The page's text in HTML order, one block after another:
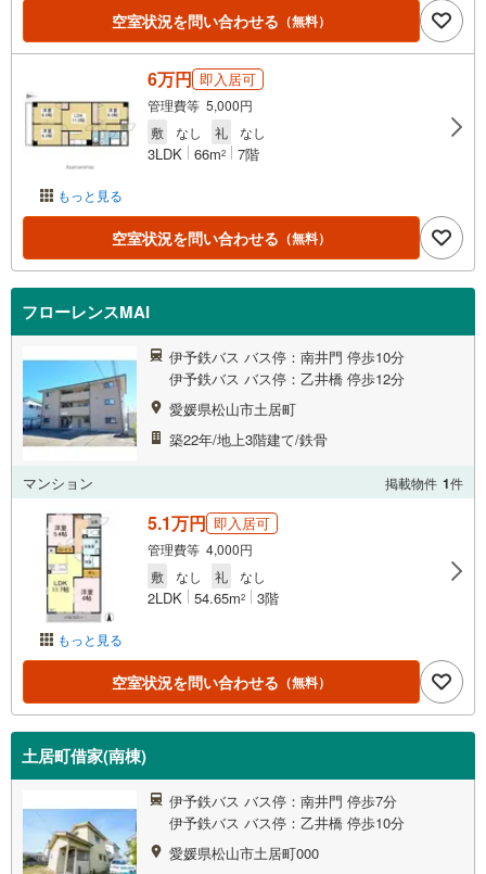
空室状況を問い合わせる （無料）
もっと見る
6万円 即入居可
管理費等 5,000円
敷
なし 礼 なし
3LDK 66m2 7階
空室状況を問い合わせる （無料）
フローレンスMAI
伊予鉄バス バス停：南井門 停歩10分
伊予鉄バス バス停：乙井橋 停歩12分
愛媛県松山市土居町
築22年/地上3階建て/鉄骨
マンション 掲載物件 1件
もっと見る
5.1万円 即入居可
管理費等 4,000円
敷
なし 礼 なし
2LDK 54.65m2 3階
空室状況を問い合わせる （無料）
土居町借家(南棟)
伊予鉄バス バス停：南井門 停歩7分
伊予鉄バス バス停：乙井橋 停歩10分
愛媛県松山市土居町000